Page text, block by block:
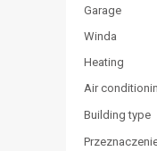
Garage
Winda
Heating
Air
Building type